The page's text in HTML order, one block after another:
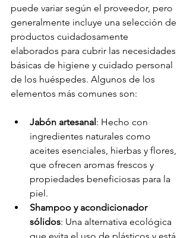
puede variar según el proveedor, pero
generalmente incluye una selección de
productos cuidadosamente
elaborados para cubrir las necesidades
básicas de higiene y cuidado personal
de los huéspedes. Algunos de los
elementos más comunes son:
Jabón artesanal: Hecho con
ingredientes naturales como
aceites esenciales, hierbas y flores,
que ofrecen aromas frescos y
propiedades beneficiosas para la
piel.
Shampoo y acondicionador
sólidos: Una alternativa ecológica